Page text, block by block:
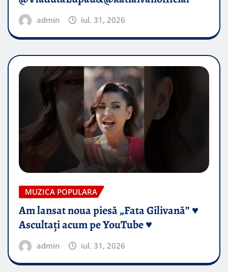
admin iul. 31, 2026
MUZICA POPULARA
Am lansat noua piesă „Fata Gilivană” ♥️
Ascultați acum pe YouTube ♥️
admin iul. 31, 2026